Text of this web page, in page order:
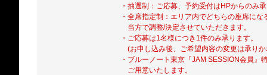
・抽選制：ご応募、予約受付はHPからのみ
・全席指定制：エリア内でどちらの座席に
当方で調整/決定させていただきます。
・ご応募は1名様につき1件のみ承ります。
(お申し込み後、ご希望内容の変更は承り
・ブルーノート東京『JAM SESSION会員』
ご用意いたします。